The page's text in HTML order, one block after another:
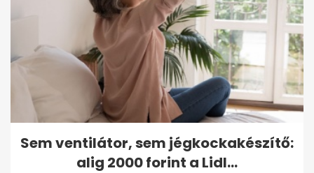
Sem ventilátor, sem jégkockakészítő:
alig 2000 forint a Lidl...